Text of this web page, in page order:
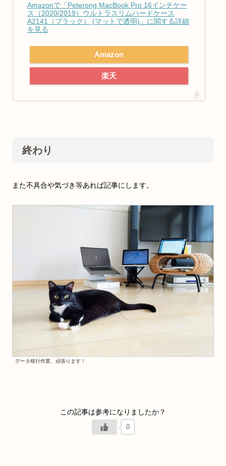
Amazonで「Peterong MacBook Pro 16インチケー
ス（2020/2019）ウルトラスリムハードケース
A2141（ブラック） (マットで透明)」に関する詳細
を見る
Amazon
楽天
終わり
また不具合や気づき等あれば記事にします。
データ移行作業、頑張ります！
0